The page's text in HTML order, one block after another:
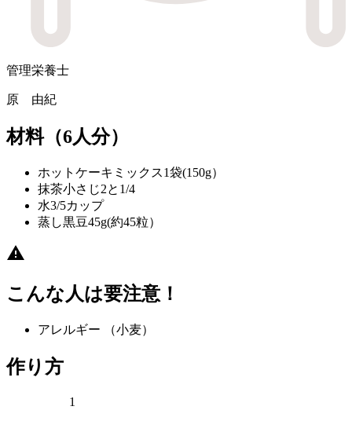
管理栄養士
原 由紀
材料（6人分）
ホットケーキミックス1袋(150g）
抹茶小さじ2と1/4
水3/5カップ
蒸し黒豆45g(約45粒）
こんな人は要注意！
アレルギー （小麦）
作り方
1